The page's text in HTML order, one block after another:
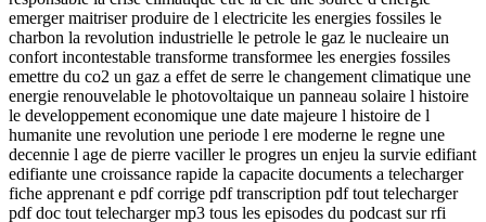
emerger maitriser produire de l electricite les energies fossiles le
charbon la revolution industrielle le petrole le gaz le nucleaire un
confort incontestable transforme transformee les energies fossiles
emettre du co2 un gaz a effet de serre le changement climatique une
energie renouvelable le photovoltaique un panneau solaire l histoire
le developpement economique une date majeure l histoire de l
humanite une revolution une periode l ere moderne le regne une
decennie l age de pierre vaciller le progres un enjeu la survie edifiant
edifiante une croissance rapide la capacite documents a telecharger
fiche apprenant e pdf corrige pdf transcription pdf tout telecharger
pdf doc tout telecharger mp3 tous les episodes du podcast sur rfi